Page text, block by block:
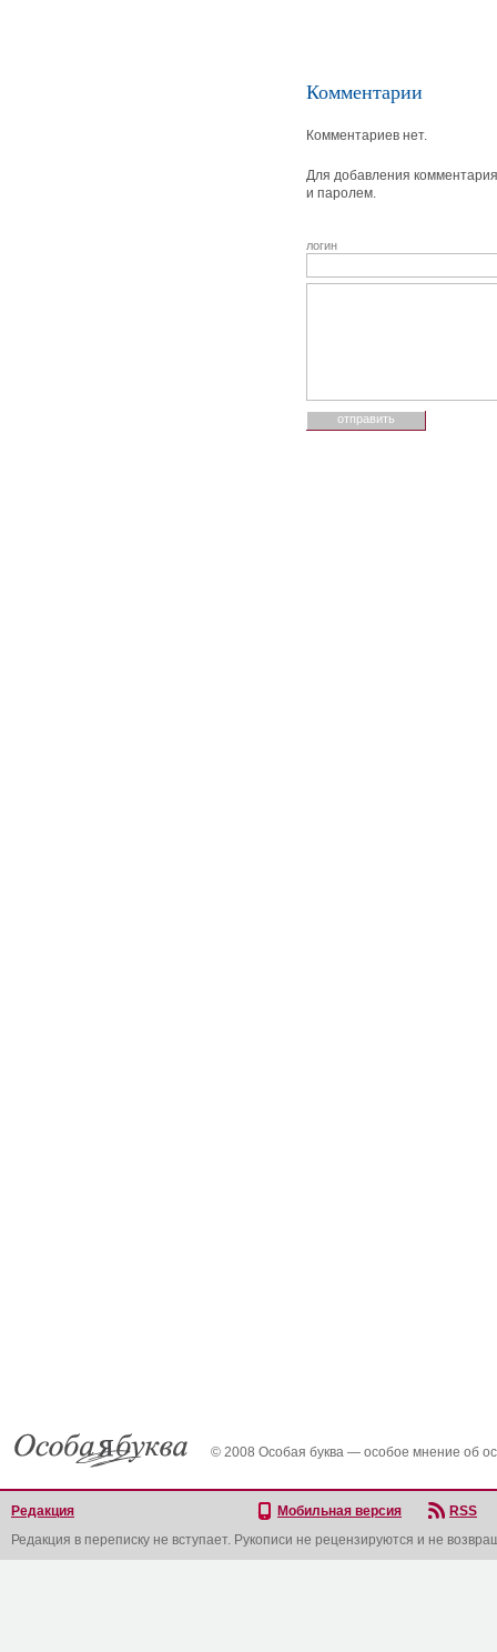
Комментарии
Комментариев нет.
Для добавления
и паролем.
логин
© 2008 Особая буква — особое мнение об
Редакция Мобильная версия
RSS
Редакция в переписку не вступает. Рукописи не рецензируются и не